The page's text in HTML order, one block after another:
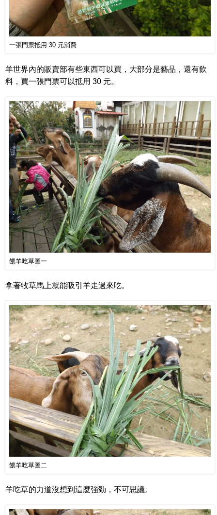
一張門票抵用 30 元消費
羊世界內的販賣部有些東西可以買，大部分是藝品，還有飲
料，買一張門票可以抵用 30 元。
餵羊吃草圖一
拿著牧草馬上就能吸引羊走過來吃。
餵羊吃草圖二
羊吃草的力道沒想到這麼強勁，不可思議。